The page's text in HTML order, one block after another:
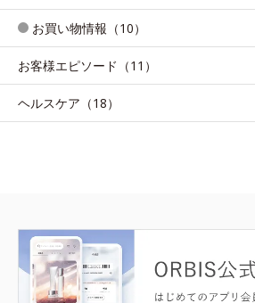
お買い物情報（10）
お客様エピソード（11）
ヘルスケア（18）